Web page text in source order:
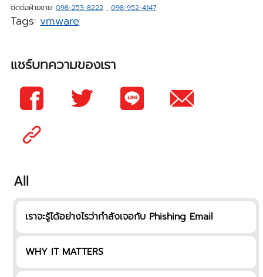
ติดต่อฝ่ายขาย: 098-253-8222, 098-952-4147
Tags: vmware
แชร์บทความของเรา
All
เราจะรู้ได้อย่างไรว่ากำลังเจอกับ Phishing Email
WHY IT MATTERS